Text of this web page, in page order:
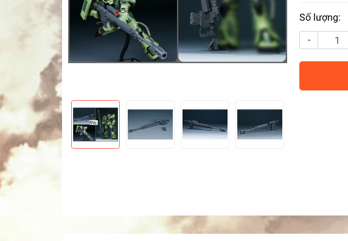
Số lượng:
-